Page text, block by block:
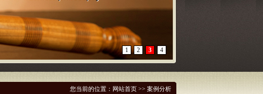
1 2 3 4
您当前的位置： 网站首页 >> 案例分析